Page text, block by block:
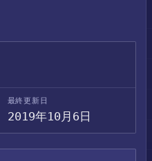
最終更新日
2019年10月6日